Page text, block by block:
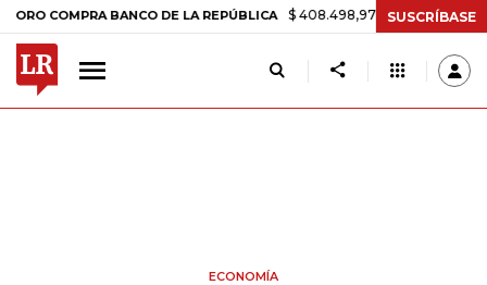
BANCO DE LA REPÚBLICA $ 408.498,97 +$ 8.753,81 +2,19%
SUSCRÍBASE
ECONOMÍA